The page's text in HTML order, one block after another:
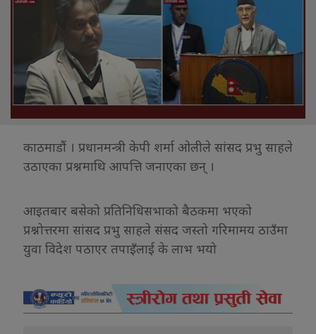
काठमाडौं । प्रधानमन्त्री केपी शर्मा ओलीले सांसद प्रभु साहले
उठाएका प्रश्नमाथि आपत्ति जनाएका छन् ।
आइतबार बसेको प्रतिनिधिसभाको बैठकमा भएको
प्रश्नोत्तरमा सांसद प्रभु साहले संसद जस्तो गरिमामय ठाउँमा
युवा विदेश पठाएर तपाइँलाई के लाभ भयो